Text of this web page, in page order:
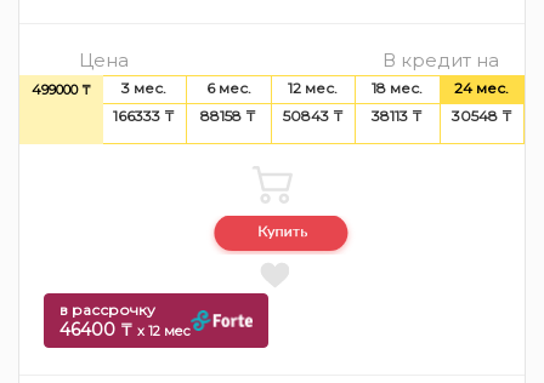
Цена В кредит на
499000 ₸ 3 мес. 6 мес. 12 мес. 18 мес.
24 мес.
166333 ₸
88158 ₸ 50843 ₸ 38113 ₸ 30548 ₸
в рассрочку
46400 ₸ x 12 мес